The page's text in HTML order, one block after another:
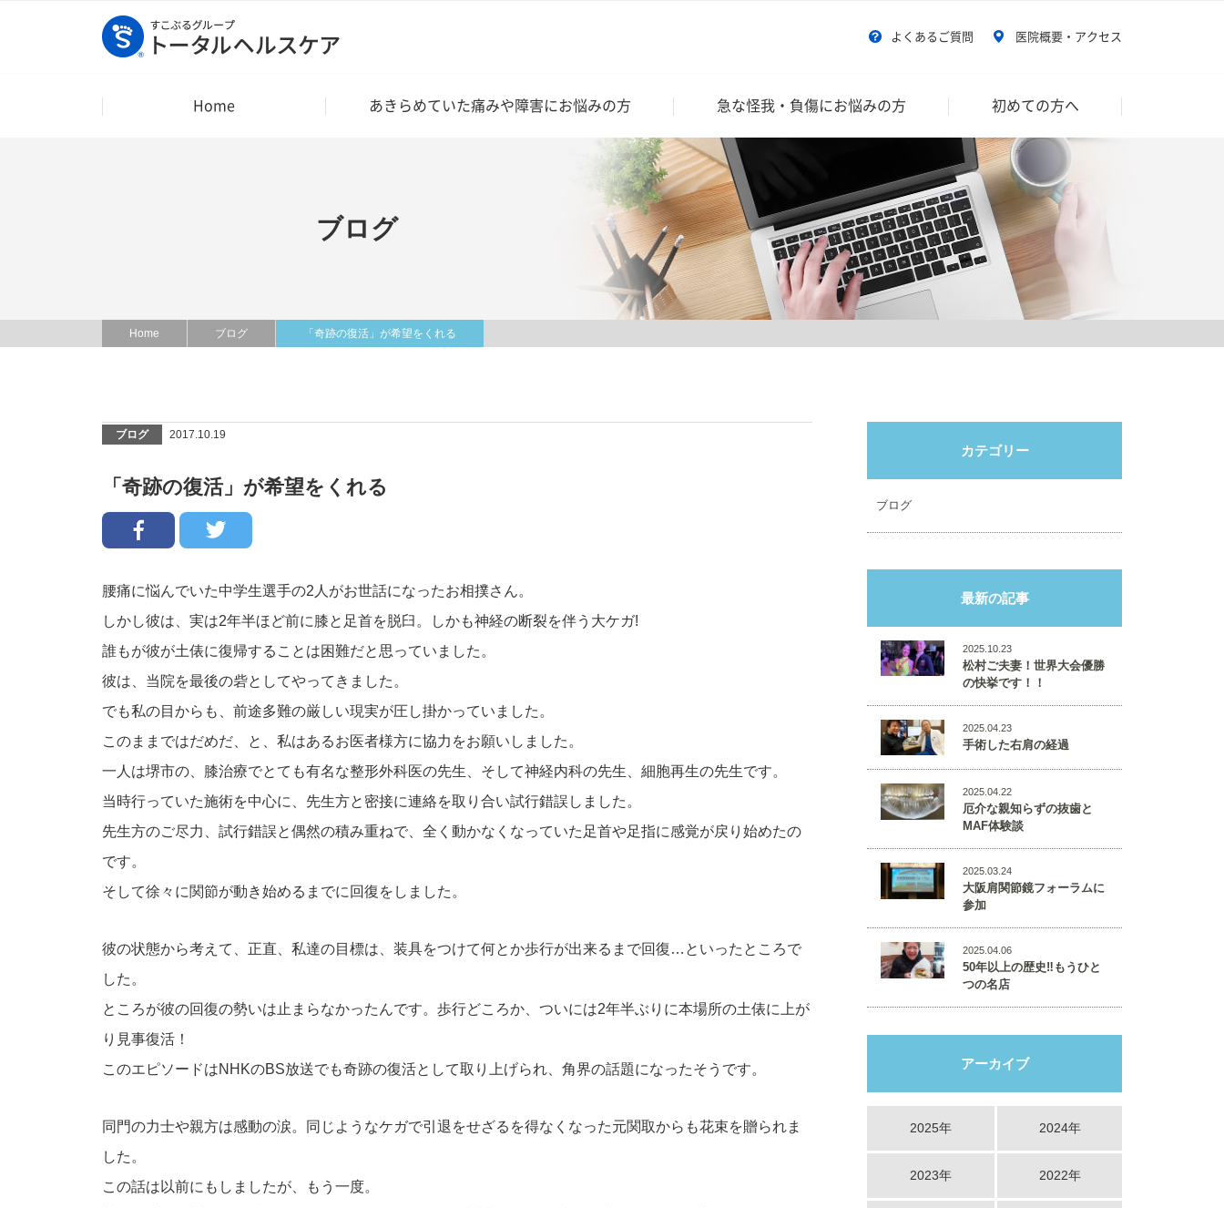
よくあるご質問 医院概要・アクセス
Home あきらめていた痛みや障害にお悩みの方 急な怪我・負傷にお悩みの方 初めての方へ
ブログ
Home ブログ 「奇跡の復活」が希望をくれる
ブログ 2017.10.19
「奇跡の復活」が希望をくれる
腰痛に悩んでいた中学生選手の2人がお世話になったお相撲さん。
しかし彼は、実は2年半ほど前に膝と足首を脱臼。しかも神経の断裂を伴う大ケガ!
誰もが彼が土俵に復帰することは困難だと思っていました。
彼は、当院を最後の砦としてやってきました。
でも私の目からも、前途多難の厳しい現実が圧し掛かっていました。
このままではだめだ、と、私はあるお医者様方に協力をお願いしました。
一人は堺市の、膝治療でとても有名な整形外科医の先生、そして神経内科の先生、細胞再生の先生です。
当時行っていた施術を中心に、先生方と密接に連絡を取り合い試行錯誤しました。
先生方のご尽力、試行錯誤と偶然の積み重ねで、全く動かなくなっていた足首や足指に感覚が戻り始めたの
です。
そして徐々に関節が動き始めるまでに回復をしました。
彼の状態から考えて、正直、私達の目標は、装具をつけて何とか歩行が出来るまで回復…といったところで
した。
ところが彼の回復の勢いは止まらなかったんです。歩行どころか、ついには2年半ぶりに本場所の土俵に上が
り見事復活！
このエピソードはNHKのBS放送でも奇跡の復活として取り上げられ、角界の話題になったそうです。
同門の力士や親方は感動の涙。同じようなケガで引退をせざるを得なくなった元関取からも花束を贈られま
した。
この話は以前にもしましたが、もう一度。
カテゴリー
ブログ
最新の記事
2025.10.23
松村ご夫妻！世界大会優勝
の快挙です！！
2025.04.23
手術した右肩の経過
2025.04.22
厄介な親知らずの抜歯と
MAF体験談
2025.03.24
大阪肩関節鏡フォーラムに
参加
2025.04.06
50年以上の歴史‼️もうひと
つの名店
アーカイブ
2025年 2024年
2023年 2022年